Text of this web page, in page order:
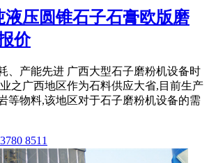
液压圆锥石子石膏欧版磨
价
、产能先进 广西大型石子磨粉机设备时
之广西地区作为石料供应大省,目前生产
等物料,该地区对于石子磨粉机设备的需
8511